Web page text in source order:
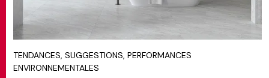
TENDANCES, SUGGESTIONS, PERFORMANCES
ENVIRONNEMENTALES